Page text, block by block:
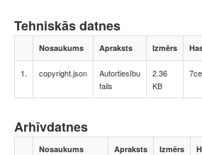
Tehniskās datnes
Nosaukums Apraksts Izmērs
1. copyright.json
Autortiesību
fails
2.36
KB
Arhīvdatnes
Nosaukums Apraksts Izmērs